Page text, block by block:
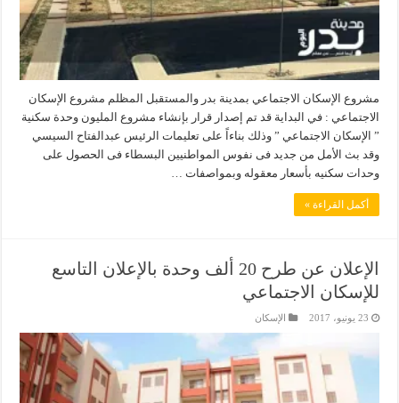
مشروع الإسكان الاجتماعي بمدينة بدر والمستقبل المظلم مشروع الإسكان
الاجتماعي : في البداية قد تم إصدار قرار بإنشاء مشروع المليون وحدة سكنية
” الإسكان الاجتماعي ” وذلك بناءاً على تعليمات الرئيس عبدالفتاح السيسي
وقد بث الأمل من جديد فى نفوس المواطنيين البسطاء فى الحصول على
وحدات سكنيه بأسعار معقوله وبمواصفات …
أكمل القراءة »
الإعلان عن طرح 20 ألف وحدة بالإعلان التاسع
للإسكان الاجتماعي
23 يونيو، 2017 الإسكان